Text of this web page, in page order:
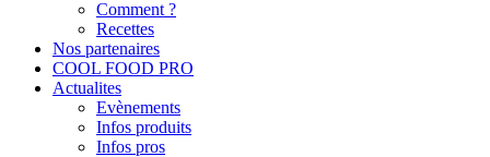
Comment ?
Recettes
Nos partenaires
COOL FOOD PRO
Actualites
Evènements
Infos produits
Infos pros